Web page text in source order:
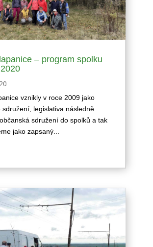
– program spolku
vznikly v roce 2009 jako
sdružení, legislativa následně
sdružení do spolků a tak
jako zapsaný...